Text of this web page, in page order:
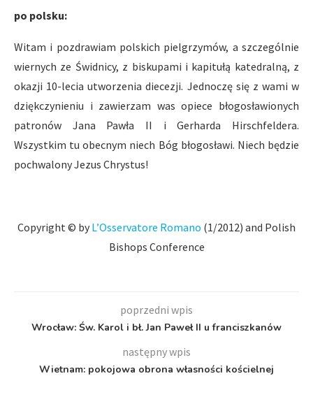
po polsku:
Witam i pozdrawiam polskich pielgrzymów, a szczególnie
wiernych ze Świdnicy, z biskupami i kapitułą katedralną, z
okazji 10-lecia utworzenia diecezji. Jednoczę się z wami w
dziękczynieniu i zawierzam was opiece błogosławionych
patronów Jana Pawła II i Gerharda Hirschfeldera.
Wszystkim tu obecnym niech Bóg błogosławi. Niech będzie
pochwalony Jezus Chrystus!
Copyright © by L’Osservatore Romano (1/2012) and Polish
Bishops Conference
poprzedni wpis
Wrocław: Św. Karol i bł. Jan Paweł II u franciszkanów
następny wpis
Wietnam: pokojowa obrona własności kościelnej